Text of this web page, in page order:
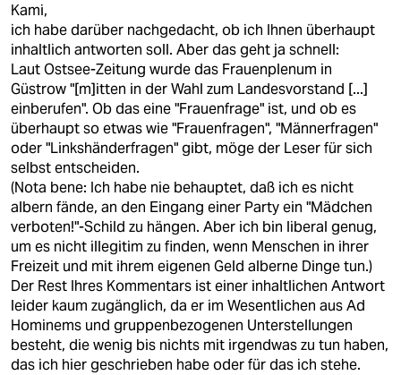
Kami,
ich habe darüber nachgedacht, ob ich Ihnen überhaupt
inhaltlich antworten soll. Aber das geht ja schnell:
Laut Ostsee-Zeitung wurde das Frauenplenum in
Güstrow "[m]itten in der Wahl zum Landesvorstand [...]
einberufen". Ob das eine "Frauenfrage" ist, und ob es
überhaupt so etwas wie "Frauenfragen", "Männerfragen"
oder "Linkshänderfragen" gibt, möge der Leser für sich
selbst entscheiden.
(Nota bene: Ich habe nie behauptet, daß ich es nicht
albern fände, an den Eingang einer Party ein "Mädchen
verboten!"-Schild zu hängen. Aber ich bin liberal genug,
um es nicht illegitim zu finden, wenn Menschen in ihrer
Freizeit und mit ihrem eigenen Geld alberne Dinge tun.)
Der Rest Ihres Kommentars ist einer inhaltlichen Antwort
leider kaum zugänglich, da er im Wesentlichen aus Ad
Hominems und gruppenbezogenen Unterstellungen
besteht, die wenig bis nichts mit irgendwas zu tun haben,
das ich hier geschrieben habe oder für das ich stehe.